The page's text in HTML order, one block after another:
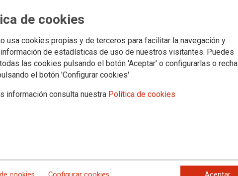
de cookies
usa cookies propias y de terceros para facilitar la navegación y
de estadísticas de uso de nuestros visitantes. Puedes
las cookies pulsando el botón 'Aceptar' o configurarlas o
el botón 'Configurar cookies'
información consulta nuestra Política de cookies
el Instituto Regional de Seguridad y Salud en el Trabajo, en la Comunidad
un total de 89.096 accidentes de trabajo, de los cuales 72.856
y 16.240 son accidentes in-itínere. Con respecto al año anterior, estas